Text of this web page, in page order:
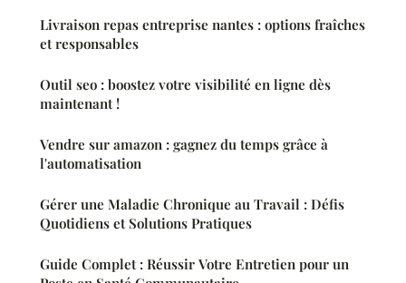
Livraison repas entreprise nantes : options fraîches
et responsables
Outil seo : boostez votre visibilité en ligne dès
maintenant !
Vendre sur amazon : gagnez du temps grâce à
l'automatisation
Gérer une Maladie Chronique au Travail : Défis
Quotidiens et Solutions Pratiques
Guide Complet : Réussir Votre Entretien pour un